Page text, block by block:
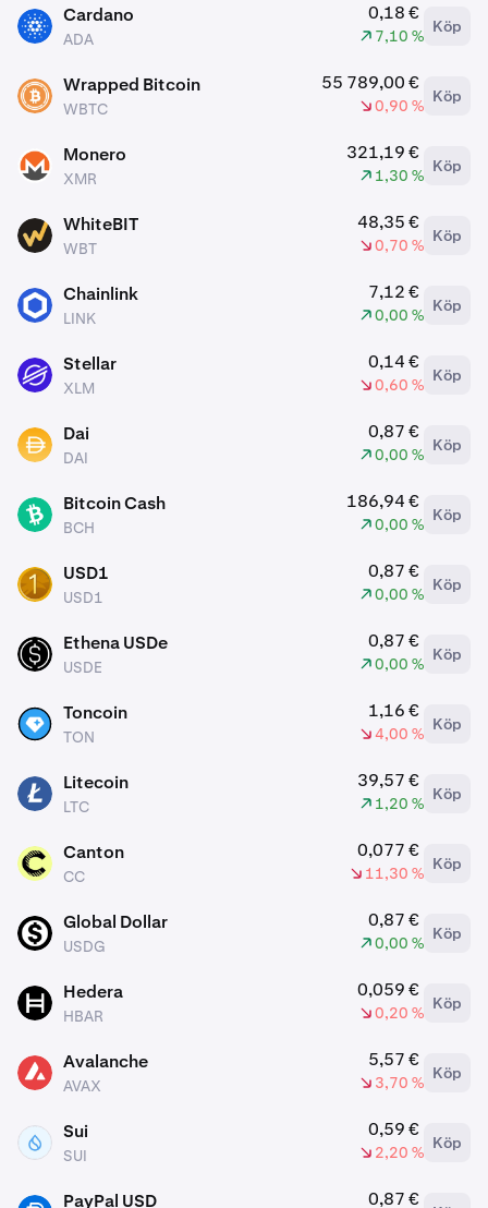
ADA Cardano
ADA
0,18 €
7,10 %
Köp
WBTC Wrapped Bitcoin
WBTC
55 789,00 €
0,90 %
Köp
XMR Monero
XMR
321,19 €
1,30 %
Köp
WBT WhiteBIT
WBT
48,35 €
0,70 %
Köp
Chainlink
LINK
7,12 €
0,00 %
Köp
XLM Stellar
XLM
0,14 €
0,60 %
Köp
DAI Dai
DAI
0,87 €
0,00 %
Köp
BCH Bitcoin Cash
BCH
186,94 €
0,00 %
Köp
USD1 USD1
USD1
0,87 €
0,00 %
Köp
USDE Ethena USDe
USDE
0,87 €
0,00 %
Köp
TON Toncoin
TON
1,16 €
4,00 %
Köp
LTC Litecoin
LTC
39,57 €
1,20 %
Köp
Canton
CC
0,077 €
11,30 %
Köp
USDG Global Dollar
USDG
0,87 €
0,00 %
Köp
HBAR Hedera
HBAR
0,059 €
0,20 %
Köp
AVAX Avalanche
AVAX
5,57 €
3,70 %
Köp
SUI Sui
SUI
0,59 €
2,20 %
Köp
PayPal USD 0,87 €